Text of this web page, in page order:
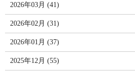
2026年03月 (41)
2026年02月 (31)
2026年01月 (37)
2025年12月 (55)